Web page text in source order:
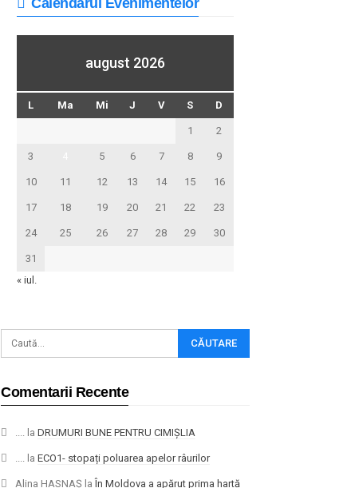
august 2026
L Ma Mi J V S D
1 2
3 5 6 7 8 9
10 11 12 13 14 15 16
17 18 19 20 21 22 23
24 25 26 27 28 29 30
31
« iul.
Comentarii Recente
la DRUMURI BUNE PENTRU CIMIȘLIA
la ECO1- stopați poluarea apelor râurilor
Alina HASNAȘ laÎn Moldova a apărut prima hartă